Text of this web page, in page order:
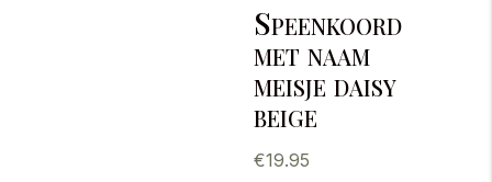
Speenkoord
met naam
meisje daisy
beige
€19.95